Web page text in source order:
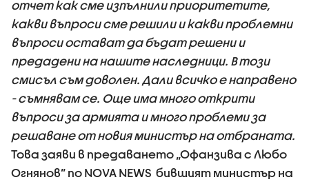
отчет как сме изпълнили приоритетите,
какви въпроси сме решили и какви проблемни
въпроси остават да бъдат решени и
предадени на нашите наследници. В този
смисъл съм доволен. Дали всичко е направено
- съмнявам се. Още има много открити
въпроси за армията и много проблеми за
решаване от новия министър на отбраната.
Това заяви в предаването „Офанзива с Любо
Огнянов” по NOVA NEWS бившият министър на